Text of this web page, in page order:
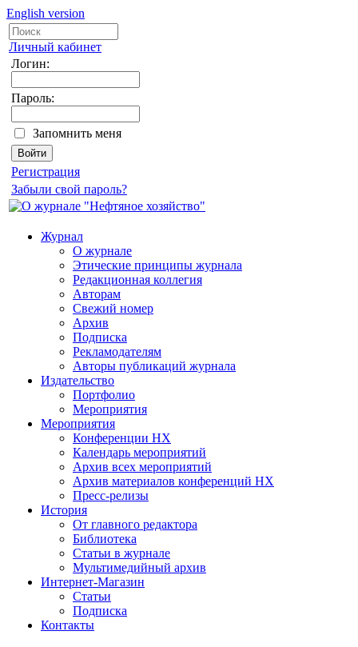
English version
Личный кабинет
Логин:
Пароль:
Запомнить меня
Регистрация
Забыли свой пароль?
Журнал
О журнале
Этические принципы журнала
Редакционная коллегия
Авторам
Свежий номер
Архив
Подписка
Рекламодателям
Авторы публикаций журнала
Издательство
Портфолио
Мероприятия
Мероприятия
Конференции НХ
Календарь мероприятий
Архив всех мероприятий
Архив материалов конференций НХ
Пресс-релизы
История
От главного редактора
Библиотека
Статьи в журнале
Мультимедийный архив
Интернет-Магазин
Статьи
Подписка
Контакты